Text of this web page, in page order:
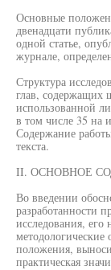
Основные
двенадцати
одной статье,
журнале,
Структура
глав, содержащих
использованной
в том числе 35 на
Содержание
текста.
II. ОСНОВНОЕ
Во введении
разработанности
исследования, его
положения,
практическая